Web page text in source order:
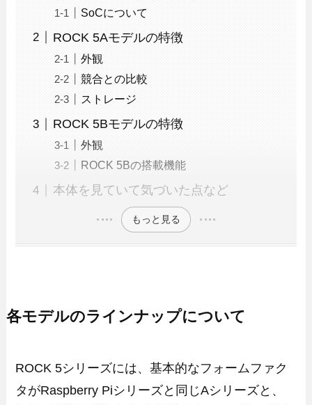
SoCについて
ROCK 5Aモデルの特徴
外観
競合との比較
ストレージ
ROCK 5Bモデルの特徴
外観
ROCK 5Bの搭載機能
本体を見ていて気づいた点など
もっと見る
各モデルのラインナップについて
ROCK 5シリーズには、基本的なフォームファク
タがRaspberry Piシリーズと同じAシリーズと、